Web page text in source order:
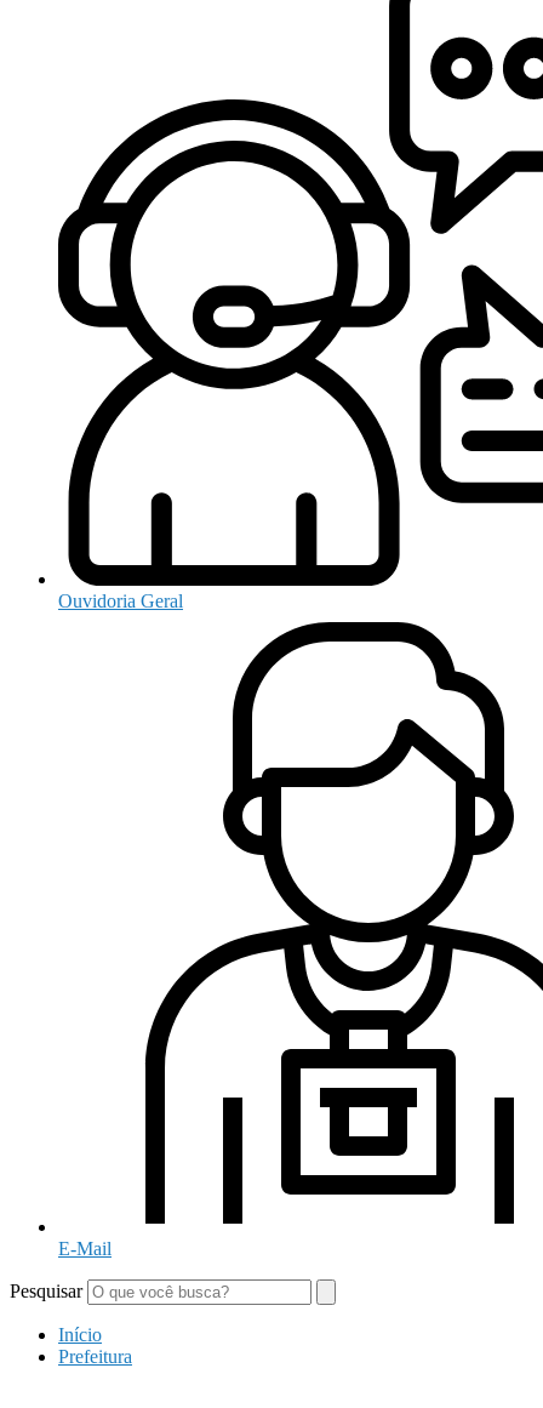
Ouvidoria Geral
E-Mail
Pesquisar
Início
Prefeitura